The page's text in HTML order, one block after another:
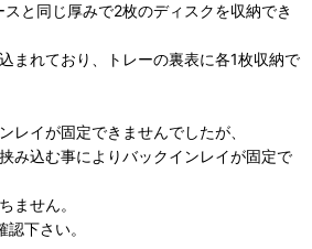
と同じ厚みで2枚のディスクを収納でき
まれており、トレーの裏表に各1枚収納で
レイが固定できませんでしたが、
み込む事によりバックインレイが固定で
ません。
下さい。